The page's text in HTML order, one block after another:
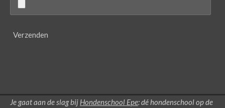
Verzenden
Je gaat aan de slag bij Hondenschool Epe: dé hondenschool op de